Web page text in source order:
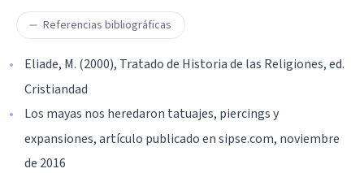
Referencias bibliográficas
Eliade, M. (2000), Tratado de Historia de las Religiones, ed.
Cristiandad
Los mayas nos heredaron tatuajes, piercings y
expansiones, artículo publicado en sipse.com, noviembre
de 2016